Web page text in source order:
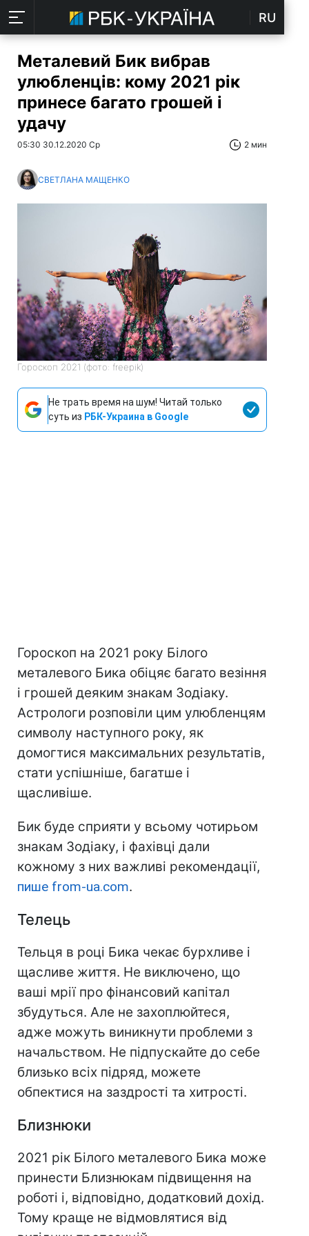
RU
Металевий Бик вибрав
улюбленців: кому 2021 рік
принесе багато грошей і
удачу
05:30 30.12.2020 Ср 2 мин
СВЕТЛАНА МАЩЕНКО
Гороскоп 2021 (фото: freepik)
Не трать время на шум! Читай только
суть из РБК-Украина в Google
Гороскоп на 2021 року Білого
металевого Бика обіцяє багато везіння
і грошей деяким знакам Зодіаку.
Астрологи розповіли цим улюбленцям
символу наступного року, як
домогтися максимальних результатів,
стати успішніше, багатше і
щасливіше.
Бик буде сприяти у всьому чотирьом
знакам Зодіаку, і фахівці дали
кожному з них важливі рекомендації,
пише from-ua.com.
Телець
Тельця в році Бика чекає бурхливе і
щасливе життя. Не виключено, що
ваші мрії про фінансовий капітал
збудуться. Але не захоплюйтеся,
адже можуть виникнути проблеми з
начальством. Не підпускайте до себе
близько всіх підряд, можете
обпектися на заздрості та хитрості.
Близнюки
2021 рік Білого металевого Бика може
принести Близнюкам підвищення на
роботі і, відповідно, додатковий дохід.
Тому краще не відмовлятися від